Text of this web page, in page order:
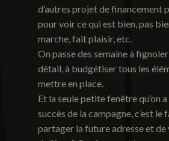
d’autres projet de financement
pour voir ce qui est bien, pas
marche, fait plaisir, etc.
On passe des semaine à
détail, à budgétiser tous les
mettre en place.
Et la seule petite fenêtre qu’on
succès de la campagne, c’est le
partager la future adresse et